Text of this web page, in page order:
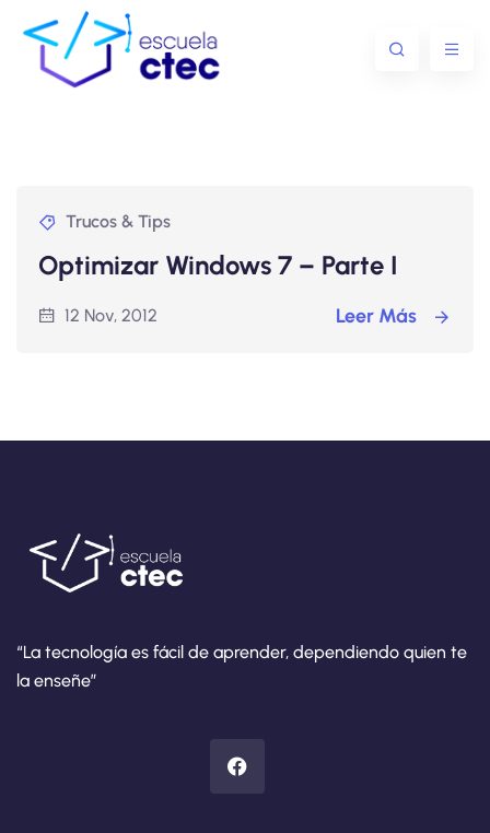
Trucos & Tips
Optimizar Windows 7 – Parte I
12 Nov, 2012 Leer Más
“La tecnología es fácil de aprender, dependiendo quien te
la enseñe”